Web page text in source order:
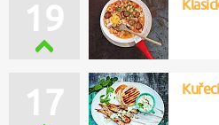
19
17